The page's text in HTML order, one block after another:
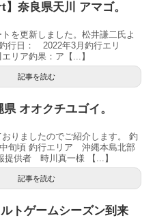
】奈良県天川 アマゴ。
を更新しました。松井謙二氏よ
行日： 2022年3月釣行エリ
リア釣果：ア【...】
記事を読む
オオクチユゴイ。
りましたのでご紹介します。 釣
旬頃 釣行エリア 沖縄本島北部
提供者 時川真一様 【...】
記事を読む
トゲームシーズン到来